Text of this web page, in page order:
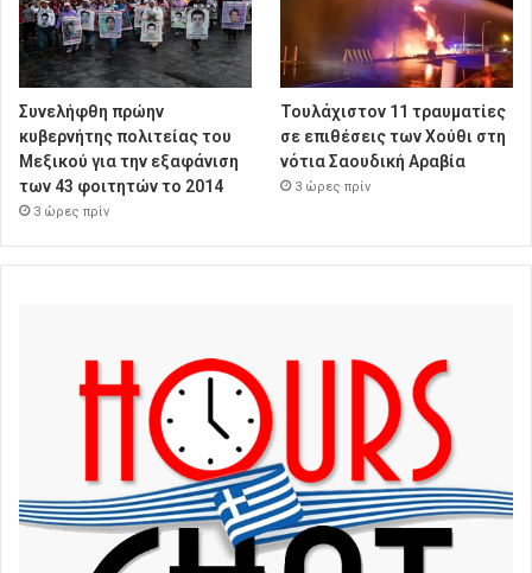
Συνελήφθη πρώην
κυβερνήτης πολιτείας του
Μεξικού για την εξαφάνιση
των 43 φοιτητών το 2014
3 ώρες πρίν
Τουλάχιστον 11 τραυματίες
σε επιθέσεις των Χούθι στη
νότια Σαουδική Αραβία
3 ώρες πρίν